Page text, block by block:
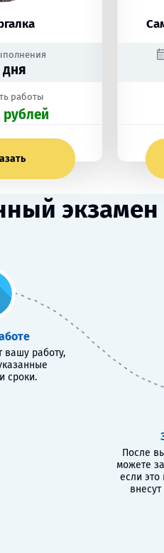
дня
работы
рублей
экзамен
работу,
сроки.
После
можете
если